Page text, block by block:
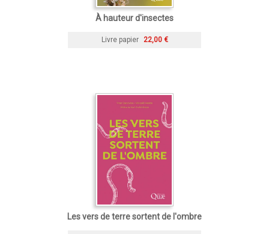
À hauteur d'insectes
Livre papier 22,00 €
Les vers de terre sortent de l'ombre